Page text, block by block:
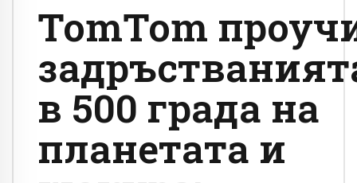
TomTom
в 500 града на
планетата и